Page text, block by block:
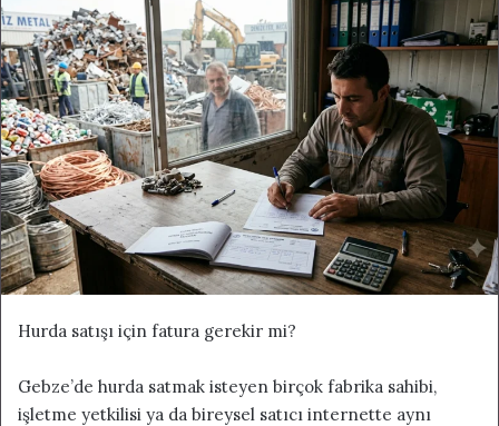
-
p
o
s
t
a
g
ö
n
e
r
k
Hurda satışı için fatura gerekir mi?
Gebze’de hurda satmak isteyen birçok fabrika sahibi,
işletme yetkilisi ya da bireysel satıcı internette aynı